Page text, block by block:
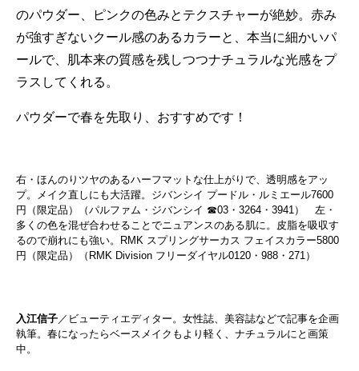
のパウダー、ピンクの色みとテクスチャーが絶妙。赤み
が強すぎないクール感のあるカラーと、本当に細かいパ
ールで、肌本来の質感を残しつつナチュラルな光感をプ
ラスしてくれる。
パウダーで春を先取り、おすすめです！
右・ほんのりツヤのあるハーフマットな仕上がりで、透明感をアッ
プ。メイク直しにも大活躍。ジバンシイ プードル・ルミエール7600
円（限定品）（パルファム・ジバンシイ ☎03・3264・3941） 左・
多くの色を混ぜ合わせることでニュアンスのある肌に。皮脂を吸収す
るので崩れにも強い。RMK スプリングサーカス フェイスカラー5800
円（限定品）（RMK Division フリーダイヤル0120・988・271）
入江信子 ／ビューティエディター。女性誌、美容誌などで記事を企画
執筆。春になったらベースメイクもより軽く、ナチュラルにと画策
中。